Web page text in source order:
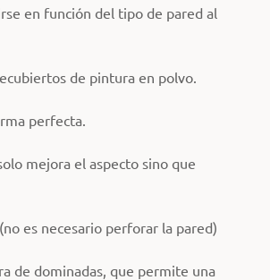
en función del tipo de pared al
de pintura en polvo.
perfecta.
mejora el aspecto sino que
es necesario perforar la pared)
de dominadas, que permite una